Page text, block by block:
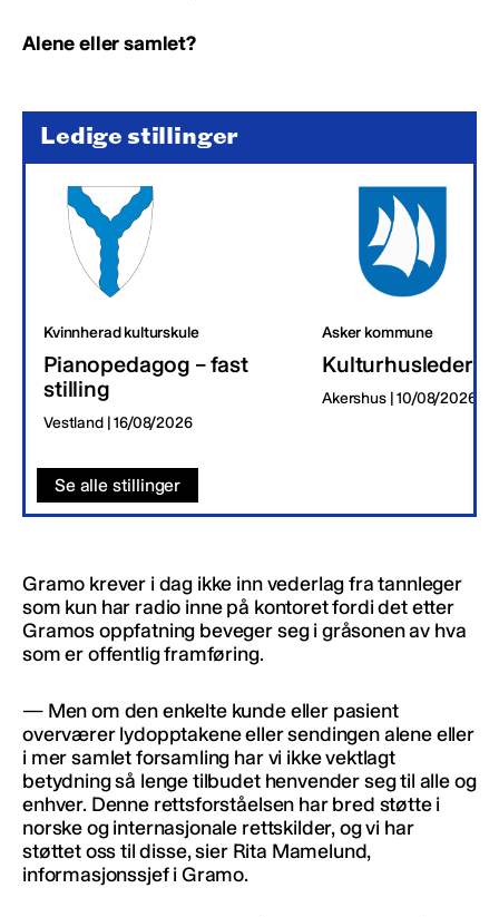
Alene eller samlet?
Ledige stillinger
Kvinnherad kulturskule
Pianopedagog – fast
stilling
Vestland | 16/08/2026
Asker kommune
Kulturhusleder
Akershus | 10/08/2026
Se alle stillinger
Gramo krever i dag ikke inn vederlag fra tannleger
som kun har radio inne på kontoret fordi det etter
Gramos oppfatning beveger seg i gråsonen av hva
som er offentlig framføring.
— Men om den enkelte kunde eller pasient
overværer lydopptakene eller sendingen alene eller
i mer samlet forsamling har vi ikke vektlagt
betydning så lenge tilbudet henvender seg til alle og
enhver. Denne rettsforståelsen har bred støtte i
norske og internasjonale rettskilder, og vi har
støttet oss til disse, sier Rita Mamelund,
informasjonssjef i Gramo.